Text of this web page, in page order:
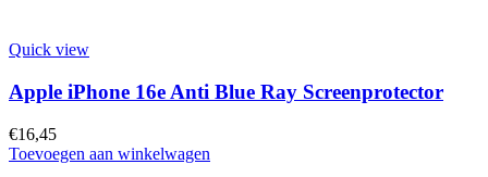
Quick view
Apple iPhone 16e Anti Blue Ray Screenprotector
€16,45
Toevoegen aan winkelwagen